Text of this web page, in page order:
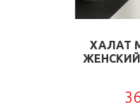
ХАЛАТ
ЖЕНСКИЙ